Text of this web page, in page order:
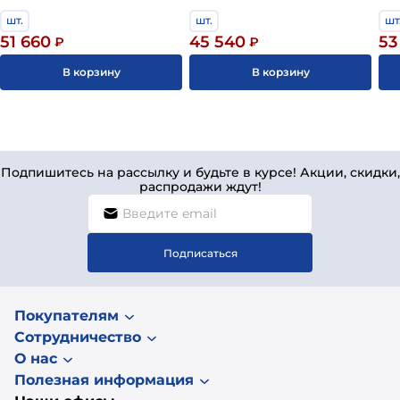
шт.
51 660 ₽
В корзину
шт.
45 540 ₽
В корзину
Подпишитесь на рассылку и будьте в курсе! Акции, скидки,
распродажи ждут!
Подписаться
Покупателям
Сотрудничество
О нас
Полезная информация